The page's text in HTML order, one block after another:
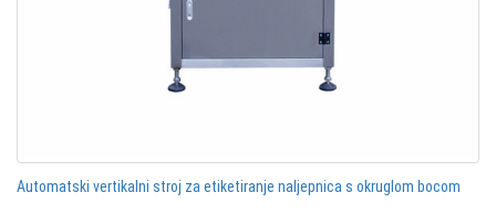
Automatski vertikalni stroj za etiketiranje naljepnica s okruglom bocom